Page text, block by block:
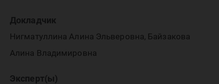
Докладчик
Нигматуллина Алина Эльверовна, Байзакова
Алина Владимировна
Эксперт(ы)